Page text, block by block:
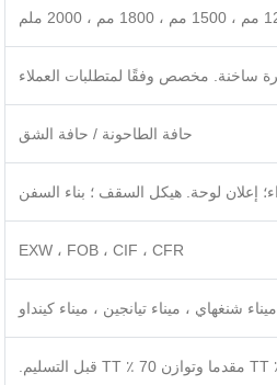
حافة الطاحونة / حافة الشق
EXW ، FOB ، CIF ، CFR
ميناء شنغهاي ، ميناء تيانجين ، ميناء كينداو